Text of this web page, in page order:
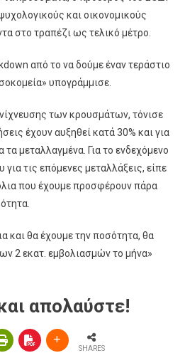
ψυχολογικούς και οικονομικούς
στο τραπέζι ως τελικό μέτρο.
από το να δούμε έναν τεράστιο
υπογράμμισε.
των κρουσμάτων, τόνισε
έχουν αυξηθεί κατά 30% και για
τα μεταλλαγμένα. Για το ενδεχόμενο
τις επόμενες μεταλλάξεις, είπε
που έχουμε προσφέρουν πάρα
και θα έχουμε την ποσότητα, θα
2 εκατ. εμβολιασμών το μήνα»
απολαύστε!
SHARES